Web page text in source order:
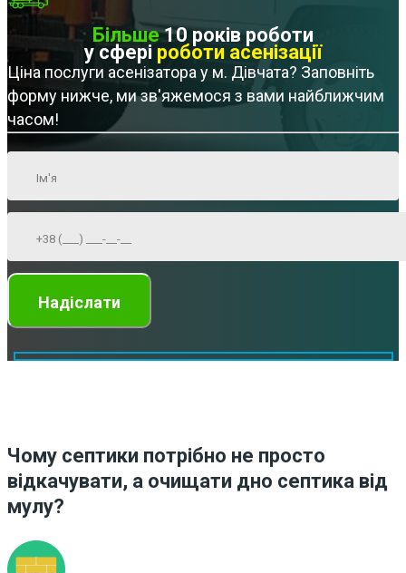
Більше10 років роботи
у сфері роботи асенізації
Ціна послуги асенізатора у м. Дівчата? Заповніть
форму нижче, ми зв'яжемося з вами найближчим
часом!
Чому септики потрібно не просто
відкачувати, а очищати дно септика від
мулу?